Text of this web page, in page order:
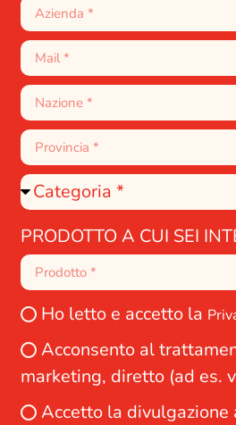
PRODOTTO A CUI SEI
Ho letto e accetto la
Acconsento al
marketing, diretto (ad es.
Accetto la